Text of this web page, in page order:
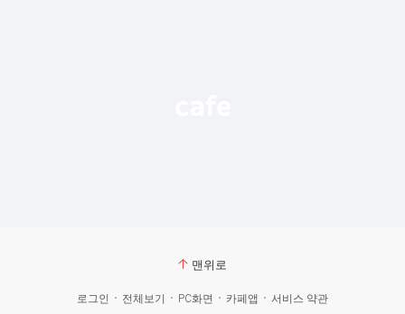
맨위로
로그인 전체보기 PC화면 카페앱 서비스 약관